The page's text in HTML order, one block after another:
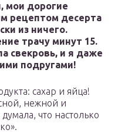
мои дорогие
рецептом десерта
из ничего.
трачу минут 15.
свекровь, и я даже
подругами!
сахар и яйца!
нежной и
что настолько